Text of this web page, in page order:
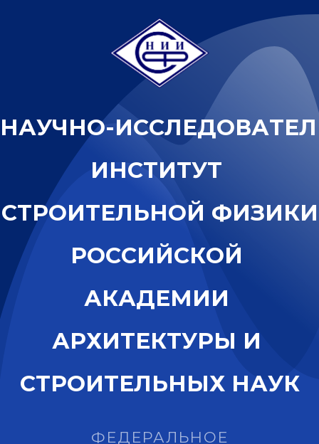
НАУЧНО-ИССЛЕДОВАТЕЛ
ИНСТИТУТ
СТРОИТЕЛЬНОЙ ФИЗИКИ
РОССИЙСКОЙ
АКАДЕМИИ
АРХИТЕКТУРЫ И
СТРОИТЕЛЬНЫХ НАУК
ФЕДЕРАЛЬНОЕ